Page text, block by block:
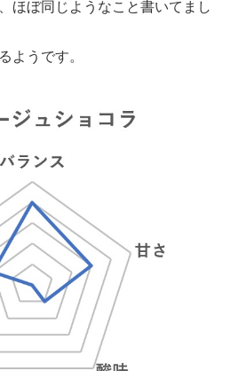
ほぼ同じようなこと書いてまし
ようです。